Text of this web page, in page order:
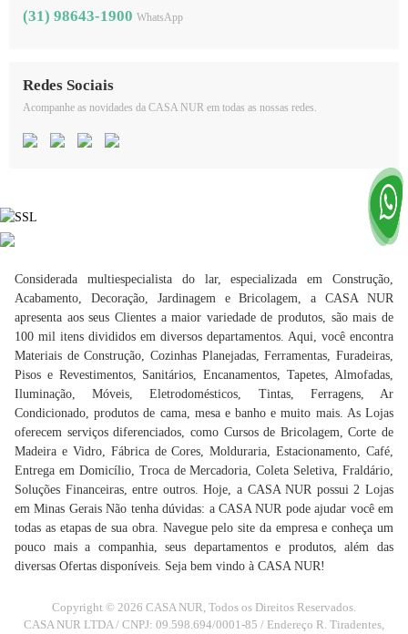
(31) 98643-1900 WhatsApp
Redes Sociais
Acompanhe as novidades da CASA NUR em todas as nossas redes.
Considerada multiespecialista do lar, especializada em Construção,
Acabamento, Decoração, Jardinagem e Bricolagem, a CASA NUR
apresenta aos seus Clientes a maior variedade de produtos, são mais de
100 mil itens divididos em diversos departamentos. Aqui, você encontra
Materiais de Construção, Cozinhas Planejadas, Ferramentas, Furadeiras,
Pisos e Revestimentos, Sanitários, Encanamentos, Tapetes, Almofadas,
Iluminação, Móveis, Eletrodomésticos, Tintas, Ferragens, Ar
Condicionado, produtos de cama, mesa e banho e muito mais. As Lojas
oferecem serviços diferenciados, como Cursos de Bricolagem, Corte de
Madeira e Vidro, Fábrica de Cores, Molduraria, Estacionamento, Café,
Entrega em Domicílio, Troca de Mercadoria, Coleta Seletiva, Fraldário,
Soluções Financeiras, entre outros. Hoje, a CASA NUR possui 2 Lojas
em Minas Gerais Não tenha dúvidas: a CASA NUR pode ajudar você em
todas as etapas de sua obra. Navegue pelo site da empresa e conheça um
pouco mais a companhia, seus departamentos e produtos, além das
diversas Ofertas disponíveis. Seja bem vindo à CASA NUR!
Copyright © 2026 CASA NUR, Todos os Direitos Reservados.
CASA NUR LTDA / CNPJ: 09.598.694/0001-85 / Endereço R. Tiradentes,